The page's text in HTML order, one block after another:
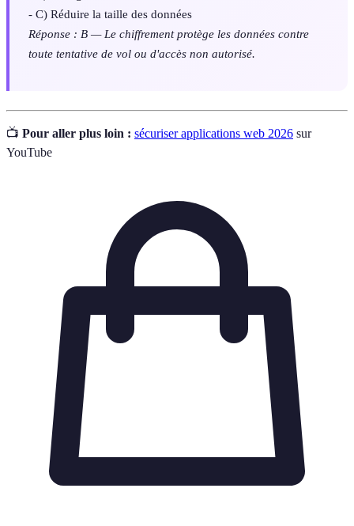
- C) Réduire la taille des données
Réponse : B — Le chiffrement protège les données contre
toute tentative de vol ou d'accès non autorisé.
📺 Pour aller plus loin : sécuriser applications web 2026 sur
YouTube